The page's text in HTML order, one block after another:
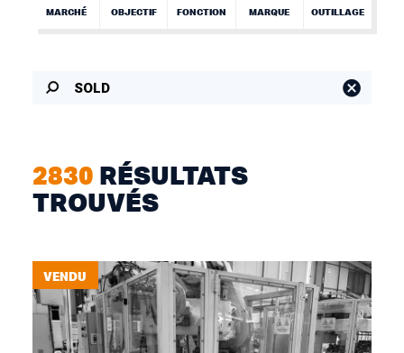
MARCHÉ OBJECTIF FONCTION MARQUE OUTILLAGE
SOLD
2830 RÉSULTATS
TROUVÉS
VENDU